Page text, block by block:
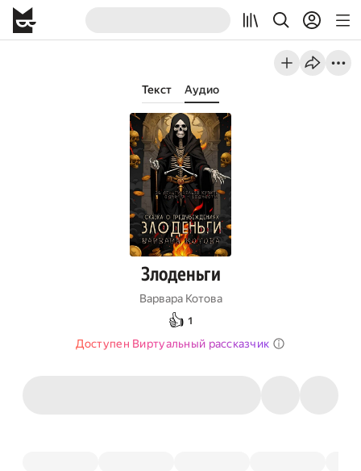
Текст Аудио
Злоденьги
Варвара Котова
👍 1
Доступен Виртуальный рассказчик